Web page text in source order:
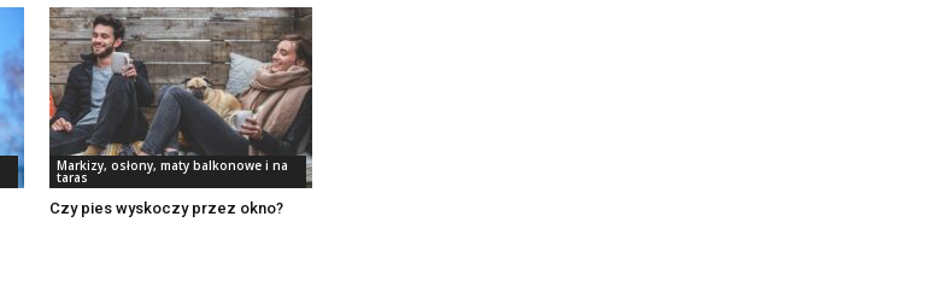
Markizy, osłony, maty balkonowe i na
taras
Czy pies wyskoczy przez okno?